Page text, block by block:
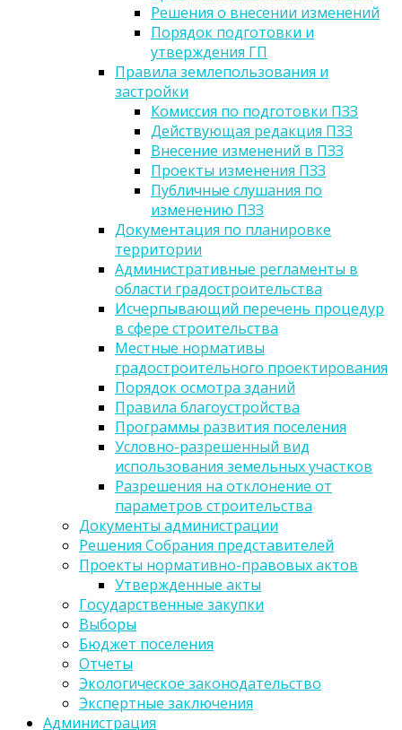
Решения о внесении изменений
Порядок подготовки и
утверждения ГП
Правила землепользования и
застройки
Комиссия по подготовки ПЗЗ
Действующая редакция ПЗЗ
Внесение изменений в ПЗЗ
Проекты изменения ПЗЗ
Публичные слушания по
изменению ПЗЗ
Документация по планировке
территории
Административные регламенты в
области градостроительства
Исчерпывающий перечень процедур
в сфере строительства
Местные нормативы
градостроительного проектирования
Порядок осмотра зданий
Правила благоустройства
Программы развития поселения
Условно-разрешенный вид
использования земельных участков
Разрешения на отклонение от
параметров строительства
Документы администрации
Решения Собрания представителей
Проекты нормативно-правовых актов
Утвержденные акты
Государственные закупки
Выборы
Бюджет поселения
Отчеты
Экологическое законодательство
Экспертные заключения
Администрация